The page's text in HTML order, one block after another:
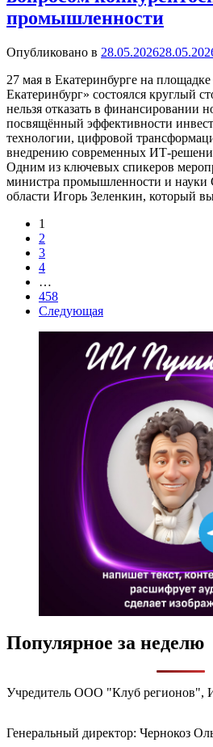
промышленности
Опубликовано в 28.05.2026
27 мая в Екатеринбурге на
Екатеринбург» состоялся круглый
нельзя отказать в финансировании
посвящённый эффективности
технологии, цифровой
внедрению современных ИТ-
Одним из ключевых спикеров
министра промышленности и науки
области Игорь Зеленкин, который
1
2
3
4
…
458
Следующая
Популярное за неделю
Учредитель ООО "Клуб регионов",
Генеральный директор: Чернокоз